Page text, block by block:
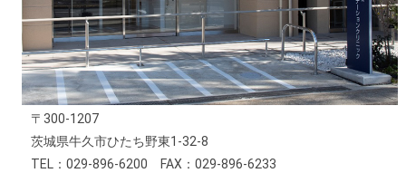
〒300-1207
茨城県牛久市ひたち野東1-32-8
TEL：029-896-6200 FAX：029-896-6233